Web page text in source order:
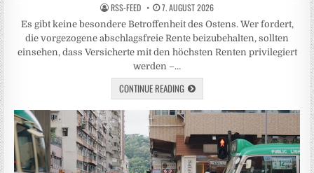
RSS-FEED 7. AUGUST 2026
Es gibt keine besondere Betroffenheit des Ostens. Wer fordert,
die vorgezogene abschlagsfreie Rente beizubehalten, sollten
einsehen, dass Versicherte mit den höchsten Renten privilegiert
werden –…
CONTINUE READING